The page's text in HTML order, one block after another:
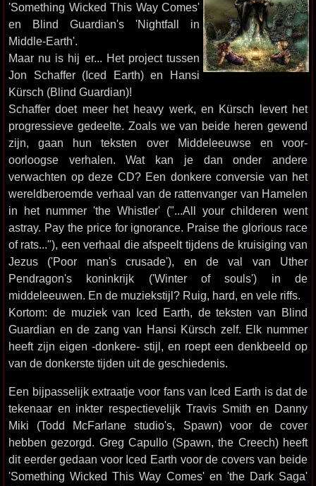
'Something Wicked This Way Comes'
en Blind Guardian's 'Nightfall in
Middle-Earth'.
Maar nu is hij er... Het project tussen
Jon Schaffer (Iced Earth) en Hansi
Kürsch (Blind Guardian)!
Schaffer doet meer het heavy werk, en Kürsch levert het
progressieve gedeelte. Zoals we van beide heren gewend
zijn, gaan hun teksten over Middeleeuwse en voor-
oorloogse verhalen. Wat kan je dan onder andere
verwachten op deze CD? Een donkere conversie van het
wereldberoemde verhaal van de rattenvanger van Hamelen
in het nummer 'the Whistler' ("...All your childeren went
astray. Pay the price for ignorance. Praise the glorious race
of rats..."), een verhaal die afspeelt tijdens de kruisiging van
Jezus ('Poor man's crusade'), en de val van Uther
Pendragon's koninkrijk ('Winter of souls') in de
middeleeuwen. En de muziekstijl? Ruig, hard, en vele riffs.
Kortom: de muziek van Iced Earth, de teksten van Blind
Guardian en de zang van Hansi Kürsch zelf. Elk nummer
heeft zijn eigen -donkere- stijl, en roept een denkbeeld op
van de donkerste tijden uit de geschiedenis.
Een bijpasselijk extraatje voor fans van Iced Earth is dat de
tekenaar en inkter respectievelijk Travis Smith en Danny
Miki (Todd McFarlane studio's, Spawn) voor de cover
hebben gezorgd. Greg Capullo (Spawn, the Creech) heeft
dit eerder gedaan voor Iced Earth voor de covers van beide
'Something Wicked This Way Comes' en 'the Dark Saga'